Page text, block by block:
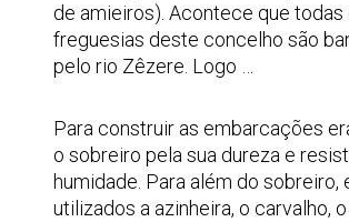
de amieiros). Acontece que
freguesias deste concelho são
pelo rio Zêzere. Logo …
Para construir as embarcações
o sobreiro pela sua dureza e
humidade. Para além do sobreiro,
utilizados a azinheira, o carvalho,